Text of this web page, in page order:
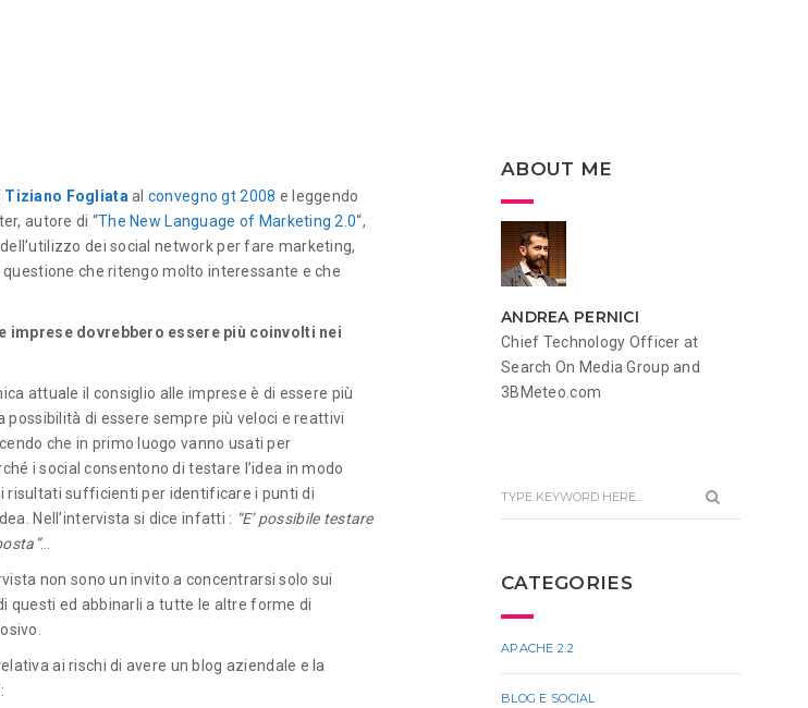
Tiziano Fogliataal convegno gt 2008 e leggendo
autore di “The New Language of Marketing 2.0“,
dei social network per fare marketing,
che ritengo molto interessante e che
imprese dovrebbero essere più coinvolti nei
attuale il consiglio alle imprese è di essere più
di essere sempre più veloci e reattivi
che in primo luogo vanno usati per
i social consentono di testare l’idea in modo
risultati sufficienti per identificare i punti di
Nell’intervista si dice infatti : “E’ possibile testare
…
non sono un invito a concentrarsi solo sui
questi ed abbinarli a tutte le altre forme di
ai rischi di avere un blog aziendale e la
ABOUT ME
ANDREA PERNICI
Chief Technology Officer at
Search On Media Group and
3BMeteo.com
CATEGORIES
APACHE 2.2
BLOG E SOCIAL